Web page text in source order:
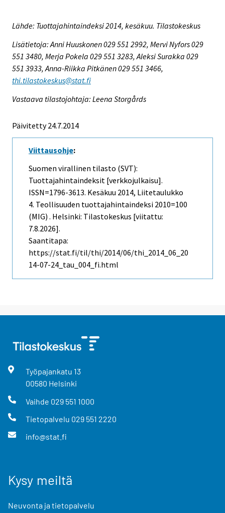
Lähde: Tuottajahintaindeksi 2014, kesäkuu. Tilastokeskus
Lisätietoja: Anni Huuskonen 029 551 2992, Mervi Nyfors 029
551 3480, Merja Pokela 029 551 3283, Aleksi Surakka 029
551 3933, Anna-Riikka Pitkänen 029 551 3466,
thi.tilastokeskus@stat.fi
Vastaava tilastojohtaja: Leena Storgårds
Päivitetty 24.7.2014
Viittausohje:
Suomen virallinen tilasto (SVT):
Tuottajahintaindeksit [verkkojulkaisu].
ISSN=1796-3613. Kesäkuu 2014, Liitetaulukko
4. Teollisuuden tuottajahintaindeksi 2010=100
(MIG) . Helsinki: Tilastokeskus [viitattu:
7.8.2026].
Saantitapa:
https://stat.fi/til/thi/2014/06/thi_2014_06_20
14-07-24_tau_004_fi.html
Työpajankatu 13
00580 Helsinki
Vaihde 029 551 1000
Tietopalvelu 029 551 2220
info@stat.fi
Kysy meiltä
Neuvonta ja tietopalvelu